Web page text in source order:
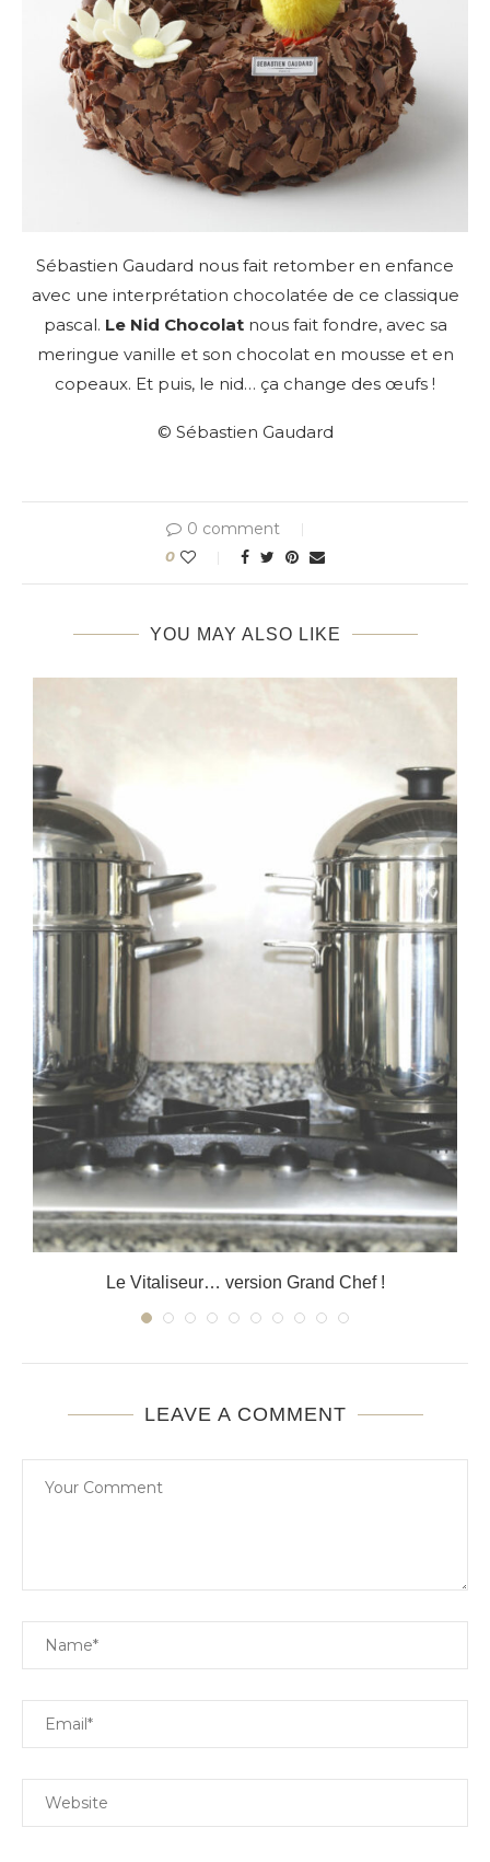
Sébastien Gaudard nous fait retomber en enfance
avec une interprétation chocolatée de ce classique
pascal. Le Nid Chocolatnous fait fondre, avec sa
meringue vanille et son chocolat en mousse et en
copeaux. Et puis, le nid… ça change des œufs !
© Sébastien Gaudard
0 comment
0
YOU MAY ALSO LIKE
Le Vitaliseur… version Grand Chef !
LEAVE A COMMENT